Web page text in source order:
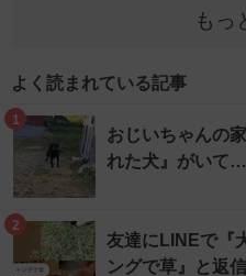
もっ
よく読まれている記事
1
おじいちゃんの
れた犬』がいて
2
友達にLINEで『
ングで草』と返